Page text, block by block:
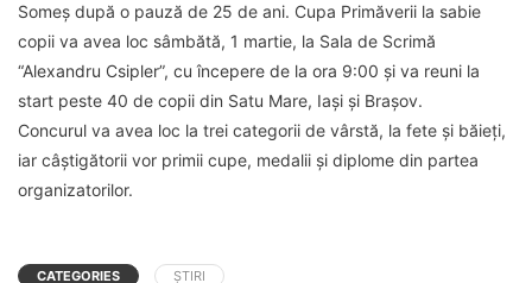
Someș după o pauză de 25 de ani. Cupa Primăverii la sabie
copii va avea loc sâmbătă, 1 martie, la Sala de Scrimă
“Alexandru Csipler”, cu începere de la ora 9:00 și va reuni la
start peste 40 de copii din Satu Mare, Iași și Brașov.
Concurul va avea loc la trei categorii de vârstă, la fete și băieți,
iar câștigătorii vor primii cupe, medalii și diplome din partea
organizatorilor.
CATEGORIES ȘTIRI